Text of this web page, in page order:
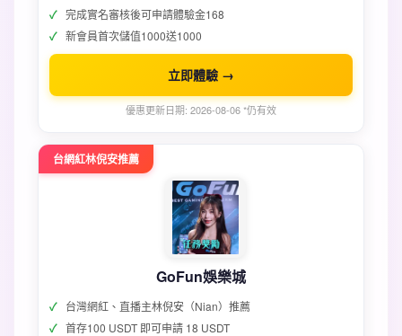
完成實名審核後可申請體驗金168
新會員首次儲值1000送1000
立即體驗 →
優惠更新日期: 2026-08-06 *仍有效
台網紅林倪安推薦
GoFun娛樂城
台灣網紅、直播主林倪安（Nian）推薦
首存100 USDT 即可申請 18 USDT